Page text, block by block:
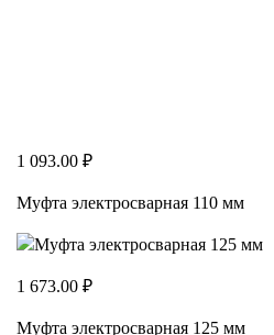
1 093.00 ₽
Муфта электросварная 110 мм
1 673.00 ₽
Муфта электросварная 125 мм